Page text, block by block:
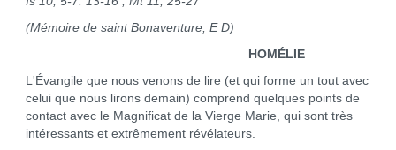
(Mémoire de saint Bonaventure, E D)
HOMÉLIE
L'Évangile que nous venons de lire (et qui forme un tout avec
celui que nous lirons demain) comprend quelques points de
contact avec le Magnificat de la Vierge Marie, qui sont très
intéressants et extrêmement révélateurs.